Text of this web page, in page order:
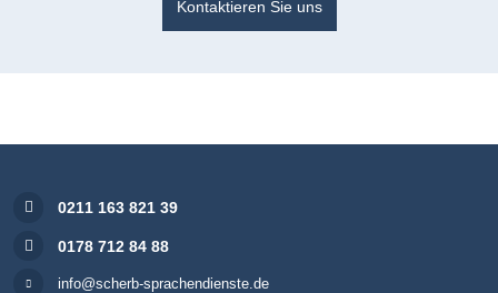
Kontaktieren Sie uns
0211 163 821 39
0178 712 84 88
info@scherb-sprachendienste.de